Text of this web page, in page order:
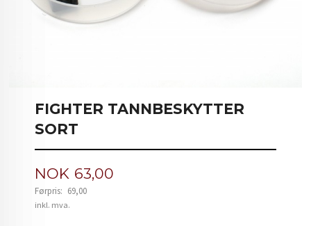
FIGHTER TANNBESKYTTER
SORT
Tilbud
NOK 63,00
Førpris: 69,00
Rabatt
inkl. mva.